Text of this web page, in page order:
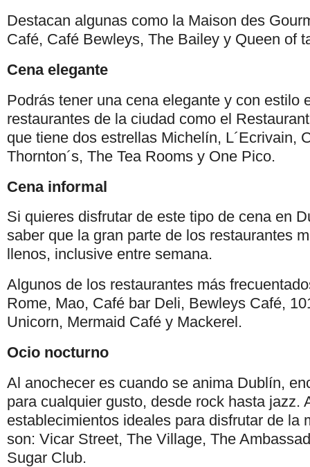
Destacan algunas como la Maison des
Café, Café Bewleys, The Bailey y Queen of
Cena elegante
Podrás tener una cena elegante y con estilo
restaurantes de la ciudad como el
que tiene dos estrellas Michelín, L´Ecrivain,
Thornton´s, The Tea Rooms y One Pico.
Cena informal
Si quieres disfrutar de este tipo de cena en
saber que la gran parte de los restaurantes
llenos, inclusive entre semana.
Algunos de los restaurantes más
Rome, Mao, Café bar Deli, Bewleys Café,
Unicorn, Mermaid Café y Mackerel.
Ocio nocturno
Al anochecer es cuando se anima Dublín,
para cualquier gusto, desde rock hasta jazz.
establecimientos ideales para disfrutar de la
son: Vicar Street, The Village, The
Sugar Club.